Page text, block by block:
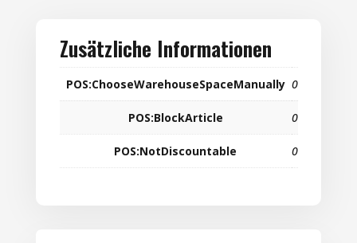
Zusätzliche Informationen
POS:ChooseWarehouseSpaceManually 0
POS:BlockArticle 0
POS:NotDiscountable 0